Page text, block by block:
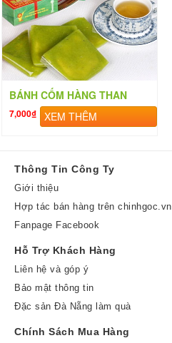
BÁNH CỐM HÀNG THAN
7,000₫ XEM THÊM
Thông Tin Công Ty
Giới thiệu
Hợp tác bán hàng trên chinhgoc.vn
Fanpage Facebook
Hỗ Trợ Khách Hàng
Liên hệ và góp ý
Bảo mật thông tin
Đặc sản Đà Nẵng làm quà
Chính Sách Mua Hàng